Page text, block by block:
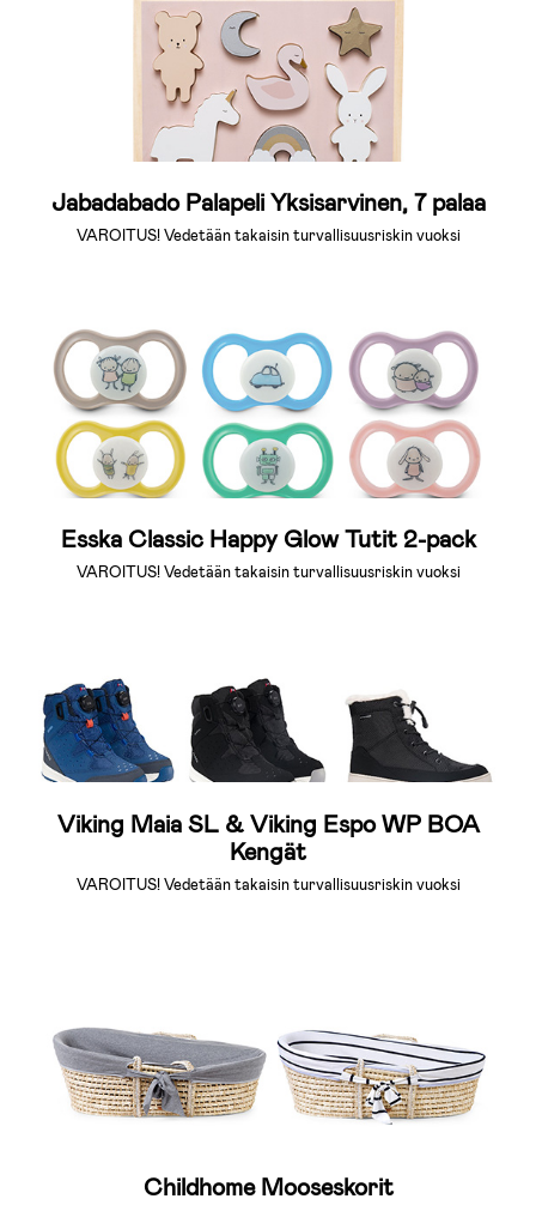
Jabadabado Palapeli Yksisarvinen, 7 palaa
VAROITUS! Vedetään takaisin turvallisuusriskin vuoksi
Esska Classic Happy Glow Tutit 2-pack
VAROITUS! Vedetään takaisin turvallisuusriskin vuoksi
Viking Maia SL & Viking Espo WP BOA
Kengät
VAROITUS! Vedetään takaisin turvallisuusriskin vuoksi
Childhome Mooseskorit